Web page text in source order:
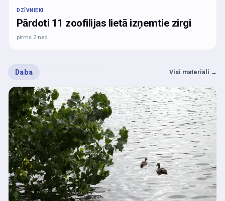
DZĪVNIEKI
Pārdoti 11 zoofilijas lietā izņemtie zirgi
pirms 2 ned
Daba Visi materiāli →